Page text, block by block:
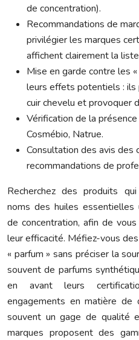
de concentration).
Recommandations de
privilégier les marques
affichent clairement la
Mise en garde contre les
leurs effets potentiels :
cuir chevelu et provoquer
Vérification de la
Cosmébio, Natrue.
Consultation des avis des
recommandations de
Recherchez des produits
noms des huiles
de concentration, afin de
leur efficacité. Méfiez-vous
« parfum » sans préciser la
souvent de parfums
en avant leurs
engagements en matière de
souvent un gage de qualité
marques proposent des